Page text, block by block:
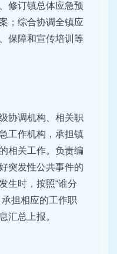
修订镇总体应急预
；综合协调全镇应
保障和宣传培训等
协调机构、相关职
工作机构，承担镇
相关工作。负责编
突发性公共事件的
生时，按照“谁分
担相应的工作职
汇总上报。